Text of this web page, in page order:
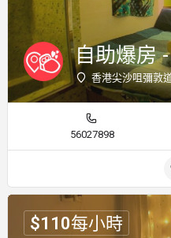
自助爆房 -
香港尖沙咀彌敦
56027898
$110每小時